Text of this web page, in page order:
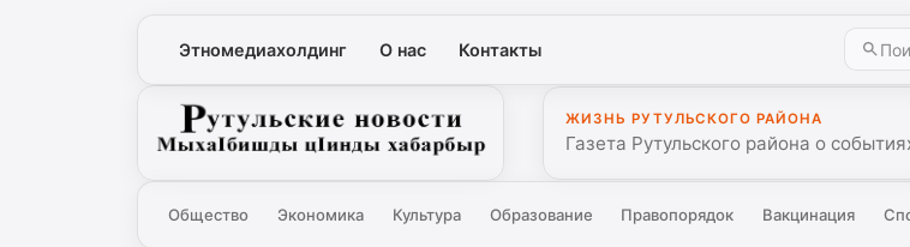
Этномедиахолдинг О нас Контакты
Рутульские новости
ЖИЗНЬ РУТУЛЬСКОГО РАЙОНА
Газета Рутульского района о
Общество Экономика Культура Образование Правопорядок Вакцинация